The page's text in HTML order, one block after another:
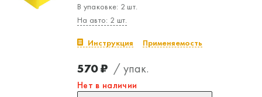
В упаковке: 2 шт.
На авто: 2 шт.
Инструкция Применяемость
570 ₽ / упак.
Нет в наличии